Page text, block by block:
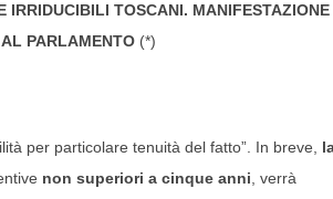
IRRIDUCIBILI TOSCANI. MANIFESTAZIONE
PARLAMENTO(*)
per particolare tenuità del fatto”. In breve,
non superiori a cinque anni , verrà